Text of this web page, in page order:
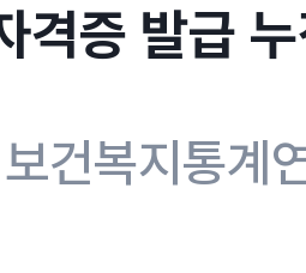
격증 발급
건복지통계